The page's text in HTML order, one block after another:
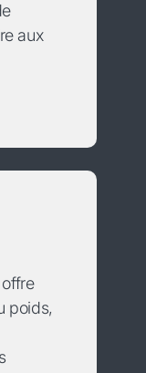
aux
poids,